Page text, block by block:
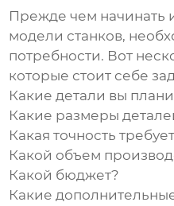
Прежде чем начинать
модели станков,
потребности. Вот
которые стоит себе
Какие детали вы
Какие размеры
Какая точность
Какой объем
Какой бюджет?
Какие